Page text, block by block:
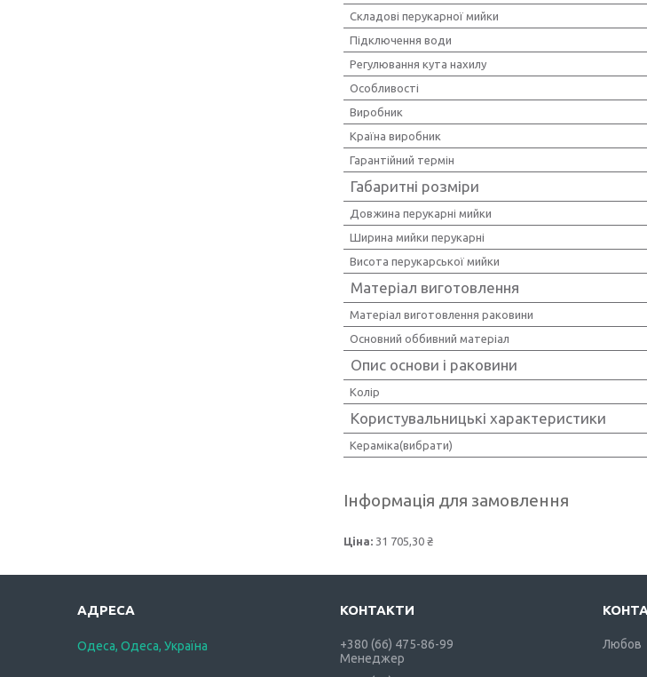
Складові перукарної мийки
Підключення води
Регулювання кута нахилу
Особливості
Виробник
Країна виробник
Гарантійний термін
Габаритні розміри
Довжина перукарні мийки
Ширина мийки перукарні
Висота перукарської мийки
Матеріал виготовлення
Матеріал виготовлення раковини
Основний оббивний матеріал
Опис основи і раковини
Колір
Користувальницькі характеристики
Кераміка(вибрати)
Інформація для замовлення
Ціна: 31 705,30 ₴
Одеса, Одеса, Україна
+380 (66) 475-86-99
Менеджер
Любов